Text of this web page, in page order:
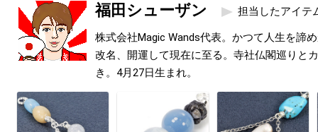
福田シューザン 担当したアイテ
株式会社Magic Wands代表。かつて人生を諦
改名、開運して現在に至る。寺社仏閣巡りと
き。4月27日生まれ。